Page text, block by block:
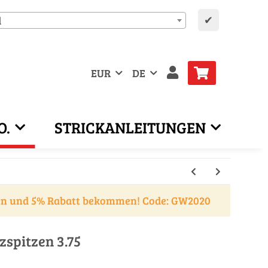
✔
EUR DE
STRICKANLEITUNGEN
5% Rabatt bekommen! Code: GW2020
3.75